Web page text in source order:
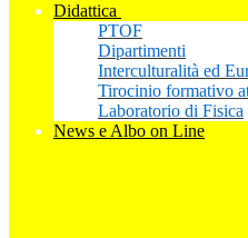
Didattica
PTOF
Dipartimenti
Interculturalità ed
Tirocinio formativo
Laboratorio di Fisica
News e Albo on Line